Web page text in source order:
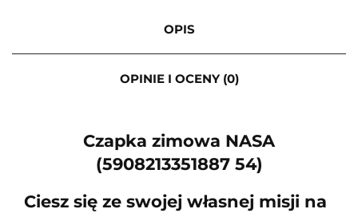
OPIS
OPINIE I OCENY (0)
Czapka zimowa NASA
(5908213351887 54)
Ciesz się ze swojej własnej misji na